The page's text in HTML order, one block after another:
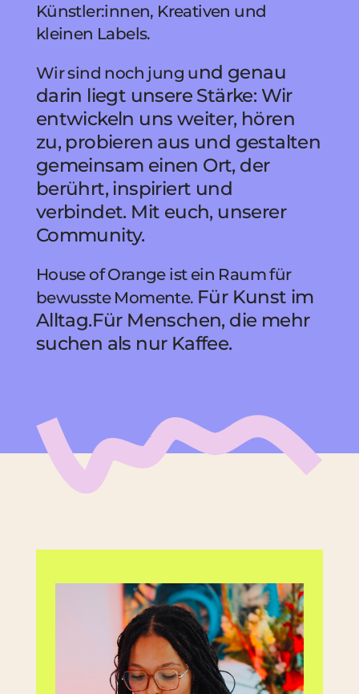
Künstler:innen, Kreativen und
kleinen Labels.
Wir sind noch jung und genau
darin liegt unsere Stärke: Wir
entwickeln uns weiter, hören
zu, probieren aus und gestalten
gemeinsam einen Ort, der
berührt, inspiriert und
verbindet. Mit euch, unserer
Community.
House of Orange ist ein Raum für
bewusste Momente. Für Kunst im
Alltag.Für Menschen, die mehr
suchen als nur Kaffee.